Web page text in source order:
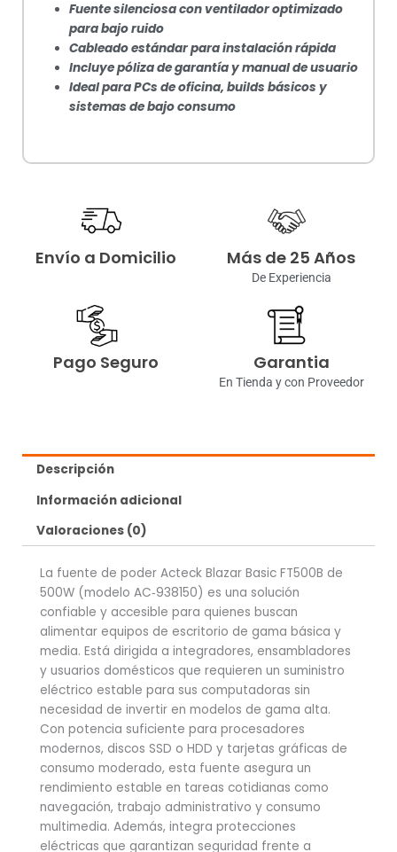
Fuente silenciosa con ventilador optimizado
para bajo ruido
Cableado estándar para instalación rápida
Incluye póliza de garantía y manual de usuario
Ideal para PCs de oficina, builds básicos y
sistemas de bajo consumo
Envío a Domicilio Más de 25 Años
De Experiencia
Pago Seguro Garantia
En Tienda y con Proveedor
Descripción
Información adicional
Valoraciones (0)
La fuente de poder Acteck Blazar Basic FT500B de
500W (modelo AC‑938150) es una solución
confiable y accesible para quienes buscan
alimentar equipos de escritorio de gama básica y
media. Está dirigida a integradores, ensambladores
y usuarios domésticos que requieren un suministro
eléctrico estable para sus computadoras sin
necesidad de invertir en modelos de gama alta.
Con potencia suficiente para procesadores
modernos, discos SSD o HDD y tarjetas gráficas de
consumo moderado, esta fuente asegura un
rendimiento estable en tareas cotidianas como
navegación, trabajo administrativo y consumo
multimedia. Además, integra protecciones
eléctricas que garantizan seguridad frente a